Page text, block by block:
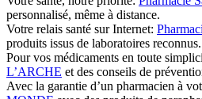
personnalisé, même à distance.
Votre relais santé sur Internet:
produits issus de laboratoires reconnus.
Pour vos médicaments en toute
L’ARCHE et des conseils de
Avec la garantie d’un pharmacien à